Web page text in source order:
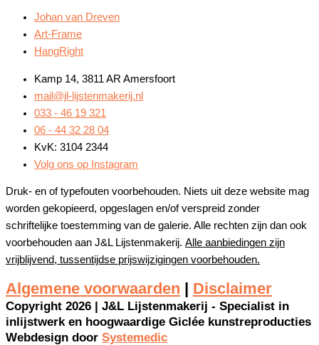
Johan van Dreven
Art-Frame
HangRight
Kamp 14, 3811 AR Amersfoort
mail@jl-lijstenmakerij.nl
033 - 46 19 321
06 - 44 32 28 04
KvK: 3104 2344
Volg ons op Instagram
Druk- en of typefouten voorbehouden. Niets uit deze website mag
worden gekopieerd, opgeslagen en/of verspreid zonder
schriftelijke toestemming van de galerie. Alle rechten zijn dan ook
voorbehouden aan J&L Lijstenmakerij. Alle aanbiedingen zijn
vrijblijvend, tussentijdse prijswijzigingen voorbehouden.
Algemene voorwaarden | Disclaimer
Copyright 2026 | J&L Lijstenmakerij - Specialist in
inlijstwerk en hoogwaardige Giclée kunstreproducties
Webdesign door Systemedic